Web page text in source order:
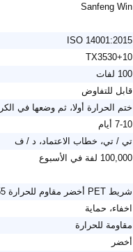
Sanfeng Win
ISO 14001:2015
TX3530+10
100 لفات
قابل للتفاوض
ختم الحرارة أولا، ثم وضعها في
7-10 أيام
تي / تي، خطاب الاعتماد، د / ف
100,000 لفة في الأسبوع
شريط PET أخضر مقاوم للحرارة 55 ميكرومتر
اخفاء، حماية
مقاومة للحرارة
أخضر